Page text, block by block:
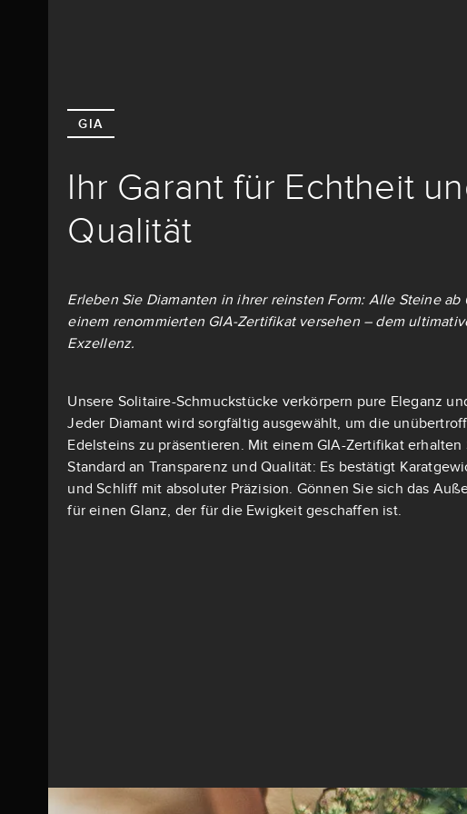
GIA
Ihr Garant für Echtheit
Qualität
Erleben Sie Diamanten in ihrer reinsten Form: Alle Steine ab
einem renommierten GIA-Zertifikat versehen – dem
Exzellenz.
Unsere Solitaire-Schmuckstücke verkörpern pure Eleganz
Jeder Diamant wird sorgfältig ausgewählt, um die
Edelsteins zu präsentieren. Mit einem GIA-Zertifikat erhalten
Standard an Transparenz und Qualität: Es bestätigt
und Schliff mit absoluter Präzision. Gönnen Sie sich das
für einen Glanz, der für die Ewigkeit geschaffen ist.